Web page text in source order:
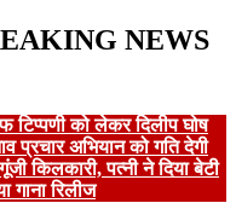
NEWS
टिप्पणी को लेकर दिलीप घोष
प्रचार अभियान को गति देगी
किलकारी, पत्नी ने दिया बेटी
गाना रिलीज